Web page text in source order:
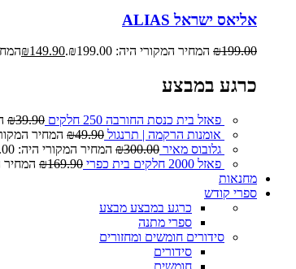
אליאס ישראל ALIAS
₪199.00 המחיר המקורי היה: ₪199.00. ₪149.90
כרגע במבצע
פאזל בית כנסת החורבה 250 חלקים ₪39.90
אומנות הרקמה | תרנגול
₪49.90 המחיר המקורי
גלובוס מאיר
₪300.00 המחיר המקורי היה: ₪300.00.
פאזל 2000 חלקים בית כפרי
₪169.90 המחיר
מחנאות
ספרי קודש
כרגע במבצע מבצע
ספרי מתנה
סידורים חומשים ומחזורים
סידורים